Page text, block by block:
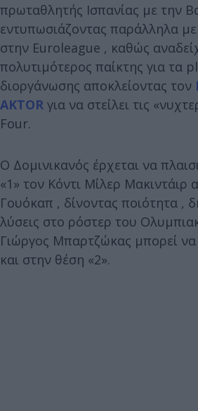
πρωταθλητής Ισπανίας με την
εντυπωσιάζοντας παράλληλα με
στην Euroleague , καθώς
πολυτιμότερος παίκτης για τα
διοργάνωσης αποκλείοντας τον
AKTOR για να στείλει τις
Four.
Ο Δομινικανός έρχεται να
«1» τον Κόντι Μίλερ Μακιντάιρ
Γουόκαπ , δίνοντας ποιότητα ,
λύσεις στο ρόστερ του
Γιώργος Μπαρτζώκας μπορεί να
και στην θέση «2».